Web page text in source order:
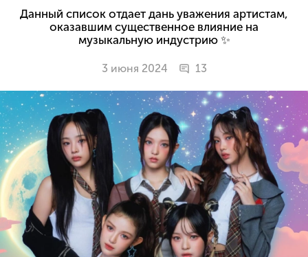
Данный список отдает дань уважения артистам,
оказавшим существенное влияние на
музыкальную индустрию ✨
3 июня 2024 13